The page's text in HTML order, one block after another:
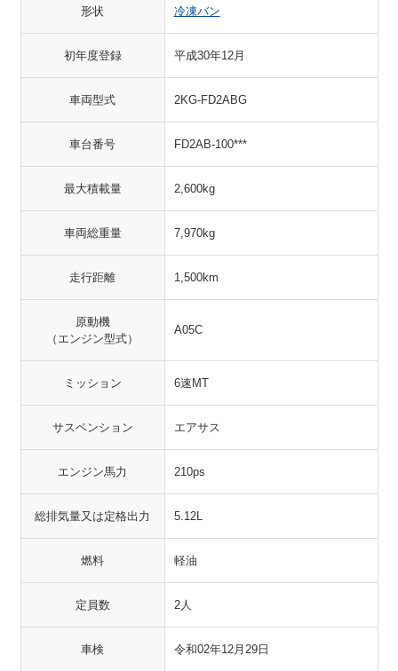
形状 冷凍バン
初年度登録 平成30年12月
車両型式 2KG-FD2ABG
車台番号 FD2AB-100***
最大積載量 2,600kg
車両総重量 7,970kg
走行距離 1,500km
原動機
（エンジン型式）
A05C
ミッション 6速MT
サスペンション エアサス
エンジン馬力 210ps
総排気量又は定格出力 5.12L
燃料 軽油
定員数 2人
車検 令和02年12月29日